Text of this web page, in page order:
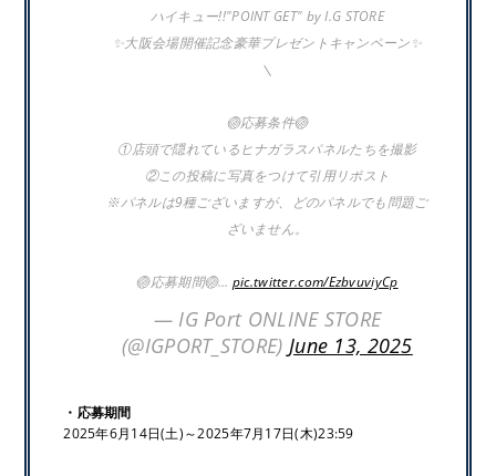
ハイキュー!!"POINT GET" by I.G STORE
✨大阪会場開催記念豪華プレゼントキャンペーン✨
＼
🏐応募条件🏐
①店頭で隠れているヒナガラスパネルたちを撮影
②この投稿に写真をつけて引用リポスト
※パネルは9種ございますが、どのパネルでも問題ご
ざいません。
🏐応募期間🏐… pic.twitter.com/EzbvuviyCp
— IG Port ONLINE STORE
(@IGPORT_STORE) June 13, 2025
・応募期間
2025年6月14日(土)～2025年7月17日(木)23:59